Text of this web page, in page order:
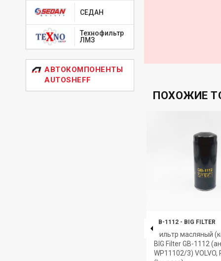
СЕДАН
Технофильтр
ЛМЗ
АВТОКОМПОНЕНТЫ
AUTOSHEFF
ПОХОЖИЕ
GB-1112 - BIG FILTER
Фильтр масляный
BIG Filter GB-1112
WP11102/3) VOLVO,